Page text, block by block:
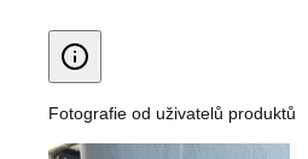
Fotografie od uživatelů produktů